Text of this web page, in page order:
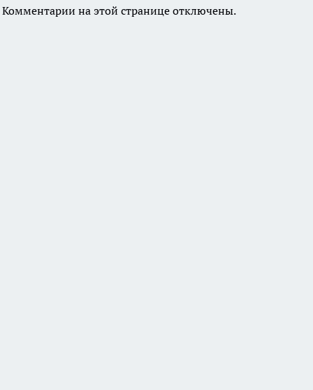
Комментарии на этой странице отключены.